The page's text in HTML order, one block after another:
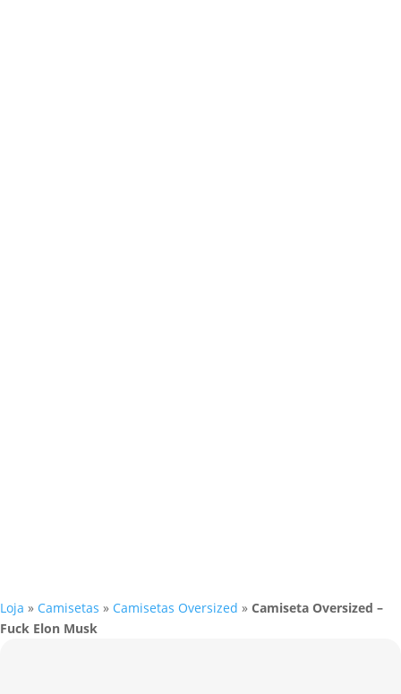
Loja » Camisetas » Camisetas Oversized » Camiseta Oversized –
Fuck Elon Musk